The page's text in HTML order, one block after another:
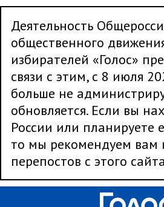
Деятельность
общественного
избирателей «Голос»
связи с этим, с 8 июля
больше не
обновляется. Если вы
России или планируете
то мы рекомендуем вам
перепостов с этого